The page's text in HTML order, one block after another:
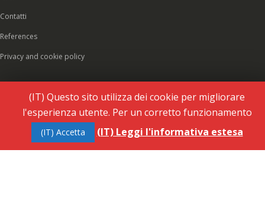
Contatti
References
Privacy and cookie policy
(IT) Questo sito utilizza dei cookie per migliorare
l'esperienza utente. Per un corretto funzionamento
(IT) Accetta (IT) Leggi l'informativa estesa